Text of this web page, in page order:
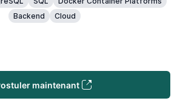
Backend
Cloud
maintenant